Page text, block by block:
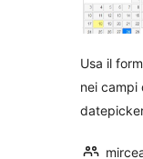
Usa il
nei campi